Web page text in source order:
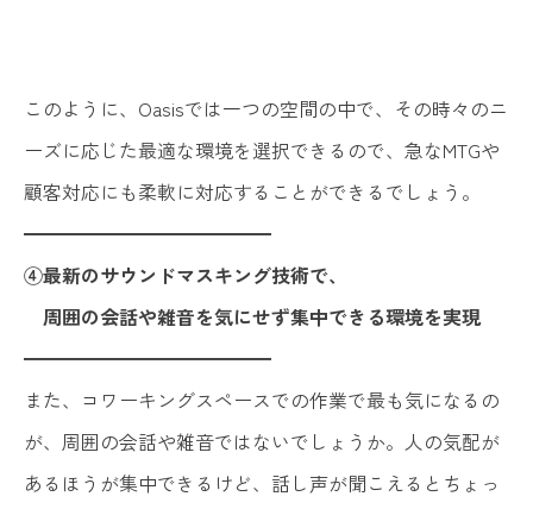
このように、Oasisでは一つの空間の中で、その時々のニ
ーズに応じた最適な環境を選択できるので、急なMTGや
顧客対応にも柔軟に対応することができるでしょう。
━━━━━━━━━━━━━
④最新のサウンドマスキング技術で、
周囲の会話や雑音を気にせず集中できる環境を実現
━━━━━━━━━━━━━
また、コワーキングスペースでの作業で最も気になるの
が、周囲の会話や雑音ではないでしょうか。人の気配が
あるほうが集中できるけど、話し声が聞こえるとちょっ